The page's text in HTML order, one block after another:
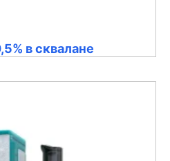
в сквалане